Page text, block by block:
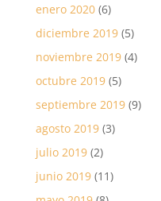
enero 2020(6)
diciembre 2019(5)
noviembre 2019(4)
octubre 2019(5)
septiembre 2019(9)
agosto 2019(3)
julio 2019(2)
junio 2019(11)